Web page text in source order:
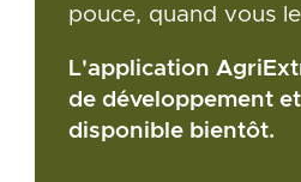
pouce, quand vous
L'application
de développement
disponible bientôt.